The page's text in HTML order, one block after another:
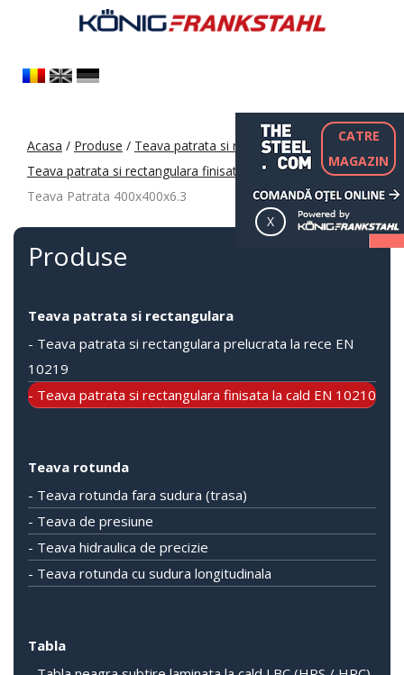
Acasa / Produse / Teava patrata si rectangulara/
Teava patrata si rectangulara finisata la cald EN 10210/
Teava Patrata 400x400x6.3
Produse
Teava patrata si rectangulara
- Teava patrata si rectangulara prelucrata la rece EN
10219
- Teava patrata si rectangulara finisata la cald EN 10210
Teava rotunda
- Teava rotunda fara sudura (trasa)
- Teava de presiune
- Teava hidraulica de precizie
- Teava rotunda cu sudura longitudinala
Tabla
CATRE
MAGAZIN